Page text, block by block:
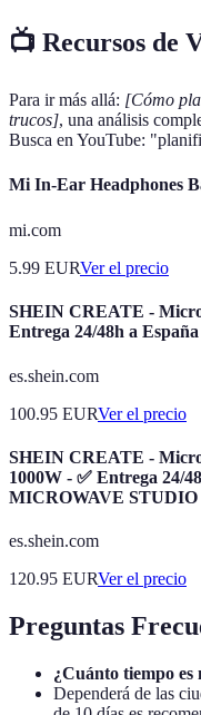
📺 Recursos de
Para ir más allá: [Cómo
trucos], una análisis
Busca en YouTube:
Mi In-Ear Headphones
mi.com
5.99 EURVer el precio
SHEIN CREATE -
Entrega 24/48h a
es.shein.com
100.95 EURVer el precio
SHEIN CREATE -
1000W - ✅ Entrega 24/
MICROWAVE STUDIO
es.shein.com
120.95 EURVer el precio
Preguntas
¿Cuánto tiempo es
Dependerá de las